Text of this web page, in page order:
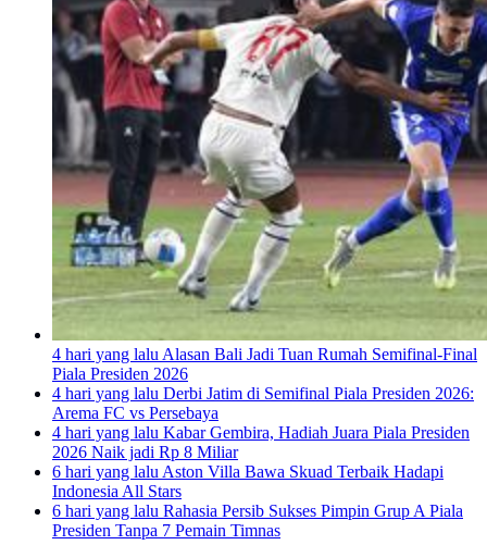
4 hari yang lalu Alasan Bali Jadi Tuan Rumah Semifinal-Final
Piala Presiden 2026
4 hari yang lalu Derbi Jatim di Semifinal Piala Presiden 2026:
Arema FC vs Persebaya
4 hari yang lalu Kabar Gembira, Hadiah Juara Piala Presiden
2026 Naik jadi Rp 8 Miliar
6 hari yang lalu Aston Villa Bawa Skuad Terbaik Hadapi
Indonesia All Stars
6 hari yang lalu Rahasia Persib Sukses Pimpin Grup A Piala
Presiden Tanpa 7 Pemain Timnas